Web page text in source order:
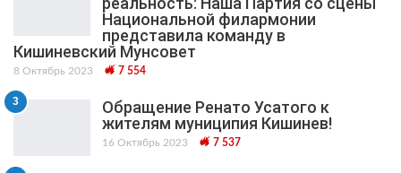
Национальной филармонии
представила команду в
Кишиневский Мунсовет
8 Октябрь 2023 7 554
3
Обращение Ренато Усатого к
жителям муниципия Кишинев!
16 Октябрь 2023 7 537